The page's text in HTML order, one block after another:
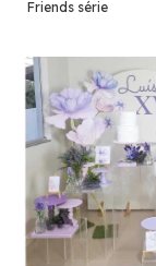
Friends série